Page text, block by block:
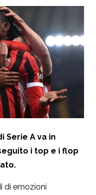
Serie A va in
i top e i flop
di emozioni